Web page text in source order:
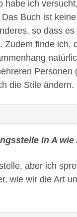
habe ich
Buch ist
so dass
Zudem finde ich,
die Stile ändern.
in A
aber ich
wie wir die Art